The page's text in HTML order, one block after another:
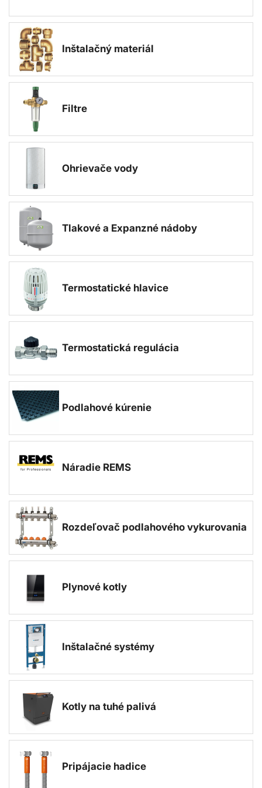
Inštalačný materiál
Filtre
Ohrievače vody
Tlakové a Expanzné nádoby
Termostatické hlavice
Termostatická regulácia
Podlahové kúrenie
Náradie REMS
Rozdeľovač podlahového vykurovania
Plynové kotly
Inštalačné systémy
Kotly na tuhé palivá
Pripájacie hadice